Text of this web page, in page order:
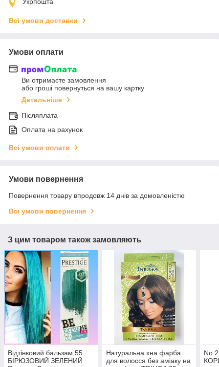
Всі умови доставки
Умови оплати
Ви отримаєте замовлення
або гроші повернуться на вашу картку
Детальніше
Післяплата
Оплата на рахунок
Всі умови оплати
Умови повернення
Повернення товару впродовж 14 днів за домовленістю
Всі умови повернення
З цим товаром також замовляють
Відтінковий бальзам 55
БІРЮЗОВИЙ ЗЕЛЕНИЙ
Натуральна хна фарба
для волосся без аміаку на
No